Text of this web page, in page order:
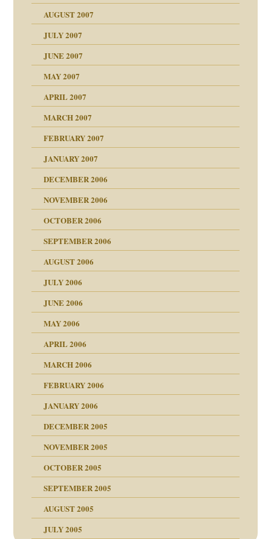
AUGUST 2007
JULY 2007
JUNE 2007
MAY 2007
APRIL 2007
MARCH 2007
FEBRUARY 2007
JANUARY 2007
DECEMBER 2006
NOVEMBER 2006
OCTOBER 2006
SEPTEMBER 2006
AUGUST 2006
JULY 2006
JUNE 2006
MAY 2006
APRIL 2006
MARCH 2006
FEBRUARY 2006
JANUARY 2006
DECEMBER 2005
NOVEMBER 2005
OCTOBER 2005
SEPTEMBER 2005
AUGUST 2005
JULY 2005